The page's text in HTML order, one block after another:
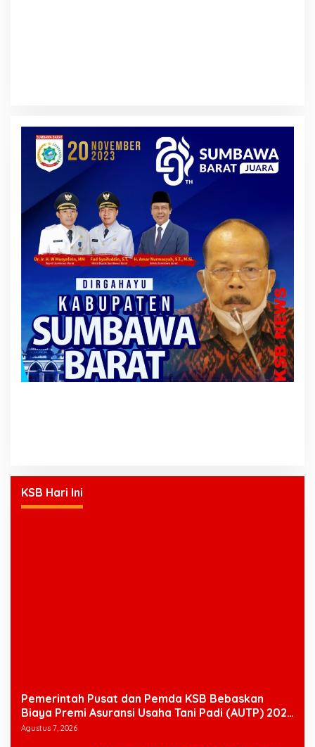
KSB Hari Ini
Pemerintah Pusat dan Pemda KSB Bebaskan
Biaya Premi Asuransi Usaha Tani Padi (AUTP) 2026
Bagi Petani
Agustus 7, 2026